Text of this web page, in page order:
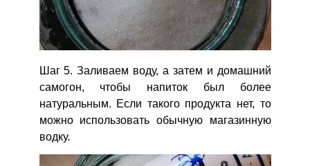
Шаг 5. Заливаем воду, а затем и домашний
самогон, чтобы напиток был более
натуральным. Если такого продукта нет, то
можно использовать обычную магазинную
водку.